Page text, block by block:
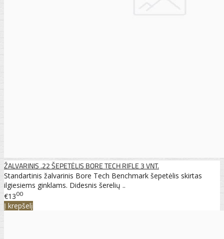
ŽALVARINIS .22 ŠEPETĖLIS BORE TECH RIFLE 3 VNT.
Standartinis žalvarinis Bore Tech Benchmark šepetėlis skirtas
ilgiesiems ginklams. Didesnis šerelių ..
€1300
Į krepšelį